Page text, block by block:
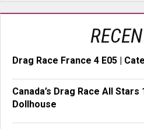
Drag Race France 4 E05 |
Canada’s Drag Race All
Dollhouse